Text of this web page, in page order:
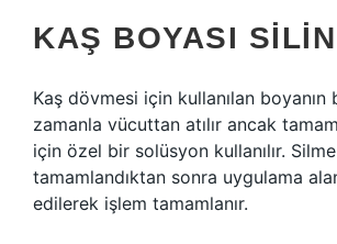
KAŞ BOYASI
Kaş dövmesi için kullanılan boyanın
zamanla vücuttan atılır ancak
için özel bir solüsyon kullanılır.
tamamlandıktan sonra uygulama
edilerek işlem tamamlanır.